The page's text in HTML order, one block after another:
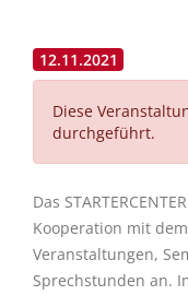
12.11.2021
Diese
durchgeführt.
Das
Kooperation mit
Veranstaltungen,
Sprechstunden an.